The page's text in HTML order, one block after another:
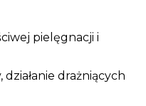
pielęgnacji i
drażniących